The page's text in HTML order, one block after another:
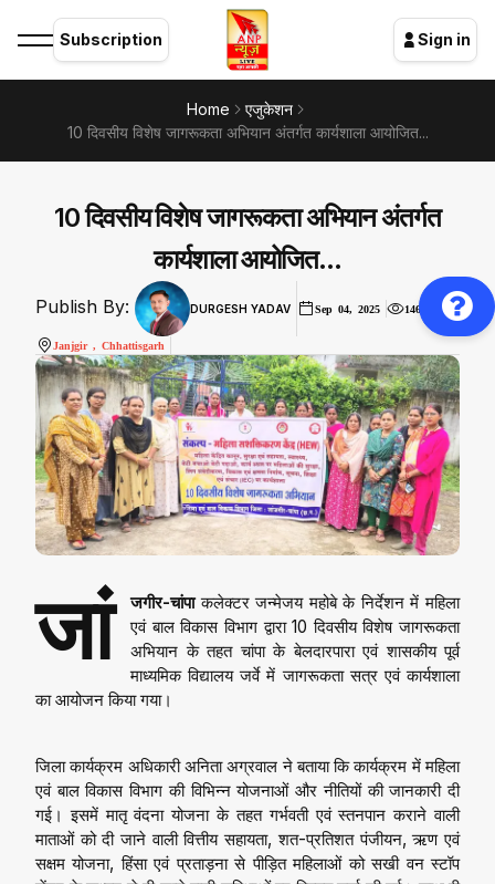
Subscription Sign in
Home
एजुकेशन
10 दिवसीय विशेष जागरूकता अभियान अंतर्गत कार्यशाला आयोजित...
10 दिवसीय विशेष जागरूकता अभियान अंतर्गत
कार्यशाला आयोजित...
Publish By: DURGESH YADAV Sep 04, 2025 1461
Janjgir , Chhattisgarh
जां जगीर-चांपाकलेक्टर जन्मेजय महोबे के निर्देशन में महिला
एवं बाल विकास विभाग द्वारा 10 दिवसीय विशेष जागरूकता
अभियान के तहत चांपा के बेलदारपारा एवं शासकीय पूर्व
माध्यमिक विद्यालय जर्वे में जागरूकता सत्र एवं कार्यशाला
का आयोजन किया गया।
जिला कार्यक्रम अधिकारी अनिता अग्रवाल ने बताया कि कार्यक्रम में महिला
एवं बाल विकास विभाग की विभिन्न योजनाओं और नीतियों की जानकारी दी
गई। इसमें मातृ वंदना योजना के तहत गर्भवती एवं स्तनपान कराने वाली
माताओं को दी जाने वाली वित्तीय सहायता, शत-प्रतिशत पंजीयन, ऋण एवं
सक्षम योजना, हिंसा एवं प्रताड़ना से पीड़ित महिलाओं को सखी वन स्टॉप